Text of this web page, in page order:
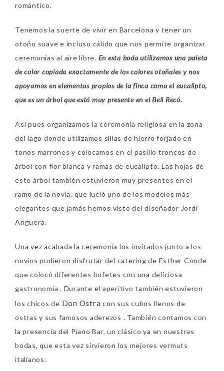
romántico.
Tenemos la suerte de vivir en Barcelona y tener un
otoño suave e incluso cálido que nos permite organizar
ceremonias al aire libre. En esta boda utilizamos una paleta
de color copiada exactamente de los colores otoñales y nos
apoyamos en elementos propios de la finca como el eucalipto,
que es un árbol que está muy presente en el Bell Recó.
Así pues organizamos la ceremonia religiosa en la zona
del lago donde utilizamos sillas de hierro forjado en
tonos marrones y colocamos en el pasillo troncos de
árbol con flor blanca y ramas de eucalipto. Las hojas de
este árbol también estuvieron muy presentes en el
ramo de la novia, que lució uno de los modelos más
elegantes que jamás hemos visto del diseñador Jordi
Anguera.
Una vez acabada la ceremonia los invitados junto a los
novios pudieron disfrutar del catering de Esther Conde
que colocó diferentes bufetes con una deliciosa
gastronomía . Durante el aperitivo también estuvieron
los chicos de Don Ostra con sus cubos llenos de
ostras y sus famosos aderezos . También contamos con
la presencia del Piano Bar, un clásico ya en nuestras
bodas, que esta vez sirvieron los mejores vermuts
italianos.